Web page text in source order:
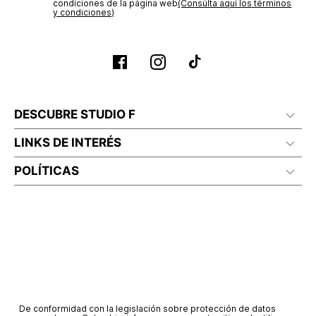
condiciones de la página web‎(Consúlta aquí los términos
y condiciones)
DESCUBRE STUDIO F
LINKS DE INTERÉS
POLÍTICAS
De conformidad con la legislación sobre protección de datos